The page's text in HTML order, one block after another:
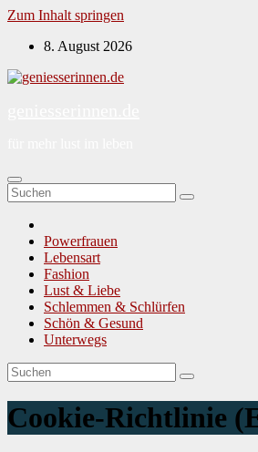
Zum Inhalt springen
8. August 2026
Powerfrauen
Lebensart
Fashion
Lust & Liebe
Schlemmen & Schlürfen
Schön & Gesund
Unterwegs
Cookie-Richtlinie